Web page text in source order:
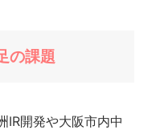
の課題
IR開発や大阪市内中